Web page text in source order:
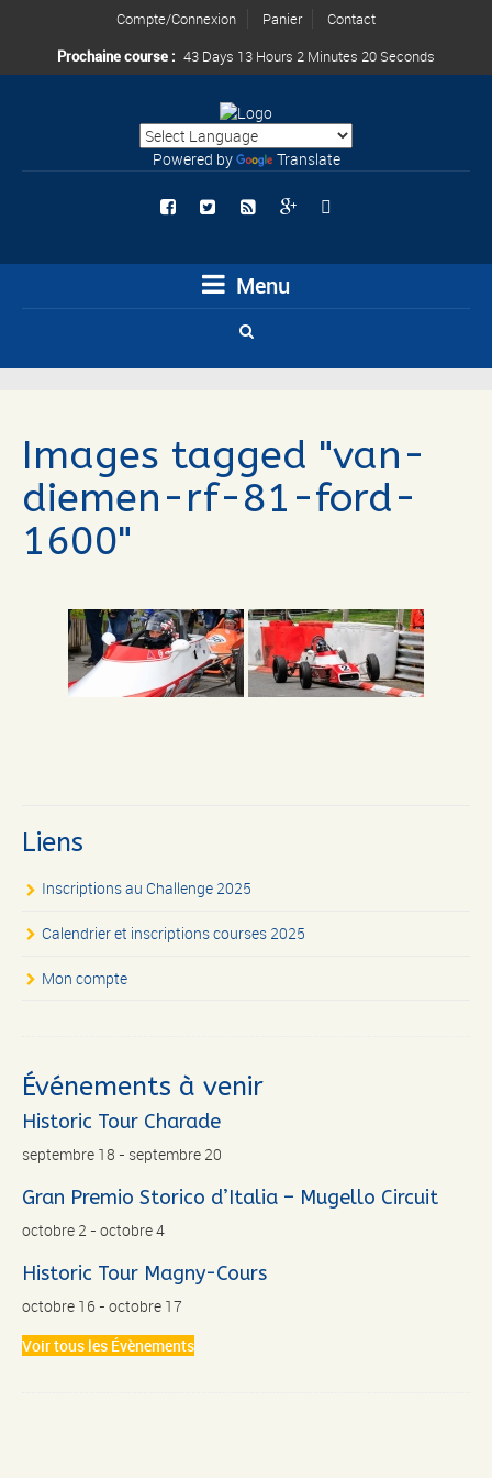
Compte/Connexion Panier
Contact
Prochaine course : 43 Days 13 Hours 2 Minutes 20 Seconds
Powered by Translate
Menu
Images tagged "van-
diemen-rf-81-ford-
1600"
Liens
Inscriptions au Challenge 2025
Calendrier et inscriptions courses 2025
Mon compte
Événements à venir
Historic Tour Charade
septembre 18 - septembre 20
Gran Premio Storico d’Italia – Mugello Circuit
octobre 2 - octobre 4
Historic Tour Magny-Cours
octobre 16 - octobre 17
Voir tous les Évènements